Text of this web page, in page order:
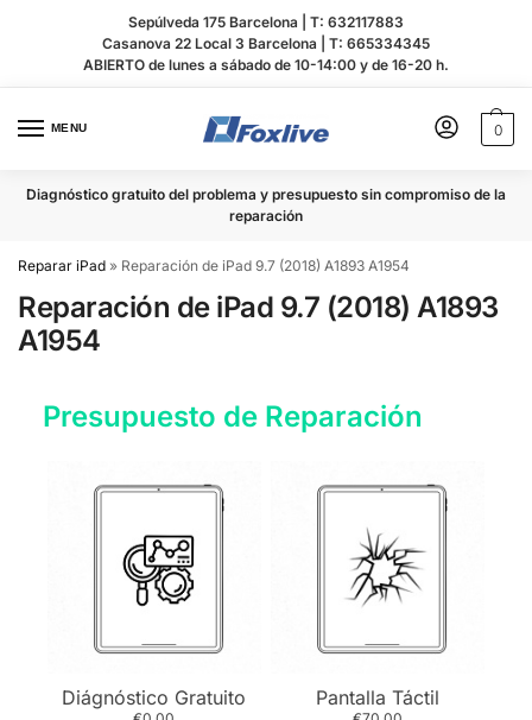
Sepúlveda 175 Barcelona | T: 632117883
Casanova 22 Local 3 Barcelona | T: 665334345
ABIERTO de lunes a sábado de 10-14:00 y de 16-20 h.
MENU 0
Diagnóstico gratuito del problema y presupuesto sin compromiso de la
reparación
Reparar iPad » Reparación de iPad 9.7 (2018) A1893 A1954
Reparación de iPad 9.7 (2018) A1893
A1954
Presupuesto de Reparación
Diágnóstico Gratuito Pantalla Táctil